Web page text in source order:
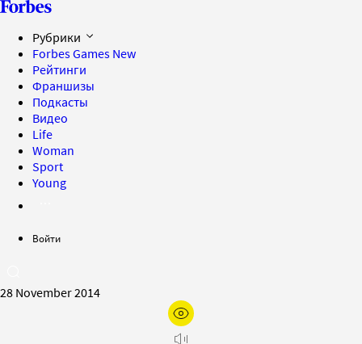
Рубрики
Forbes Games New
Рейтинги
Франшизы
Подкасты
Видео
Life
Woman
Sport
Young
Войти
28 November 2014